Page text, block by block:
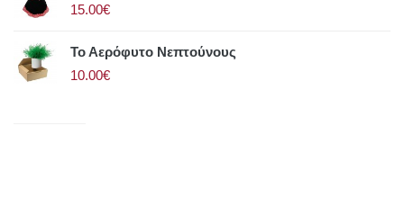
15.00€
Το Αερόφυτο Νεπτούνους
10.00€